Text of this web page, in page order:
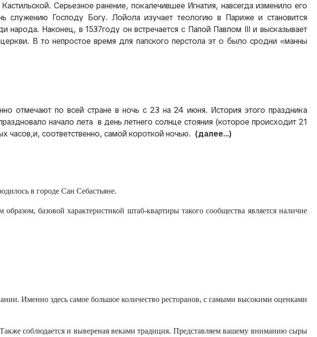
Серьезное ранение, покалечившее Игнатия, навсегда изменило его
Господу Богу. Лойола изучает теологию в Париже и становится
Наконец, в 1537году он встречается с Папой Павлом III и высказывает
В то непростое время для папского перстола эт о было сродни «манны
по всей стране в ночь с 23 на 24 июня. История этого праздника
начало лета в день летнего солнце стояния (которое происходит 21
соответственно, самой короткой ночью. (далее…)
в городе Сан Себастьяне.
базовой характеристикой штаб-квартиры такого сообщества является наличие
Именно здесь самое большое количество ресторанов, с самыми высокими оценками
соблюдается и вывереная веками традиция. Представляем вашему вниманию сыры